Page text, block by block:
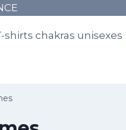
shirts chakras unisexes